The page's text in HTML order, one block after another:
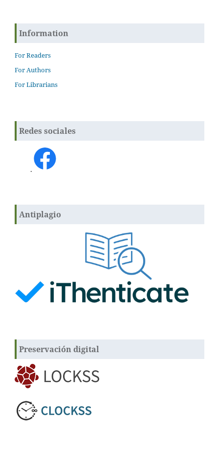
Information
For Readers
For Authors
For Librarians
Redes sociales
.
Antiplagio
Preservación digital